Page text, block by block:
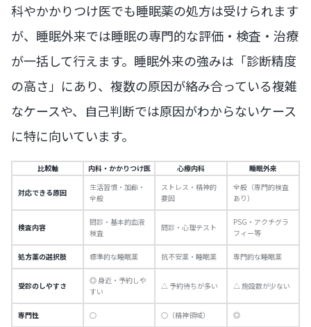
科やかかりつけ医でも睡眠薬の処方は受けられます
が、睡眠外来では睡眠の専門的な評価・検査・治療
が一括して行えます。睡眠外来の強みは「診断精度
の高さ」にあり、複数の原因が絡み合っている複雑
なケースや、自己判断では原因がわからないケース
に特に向いています。
比較軸 内科・かかりつけ医 心療内科 睡眠外来
対応できる原因
生活習慣・加齢・
全般
ストレス・精神的
要因
全般（専門的検査
あり）
検査内容
問診・基本的血液
検査
問診・心理テスト
PSG・アクチグラ
フィー等
処方薬の選択肢 標準的な睡眠薬 抗不安薬・睡眠薬 専門的な睡眠薬
受診のしやすさ
◎ 身近・予約しや
すい
△ 予約待ちが多い △ 施設数が少ない
専門性 ○ ○（精神領域） ◎